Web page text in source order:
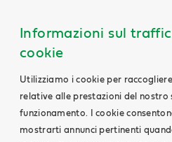
Informazioni sul
cookie
Utilizziamo i cookie per
relative alle prestazioni del nostro
funzionamento. I cookie
mostrarti annunci pertinenti